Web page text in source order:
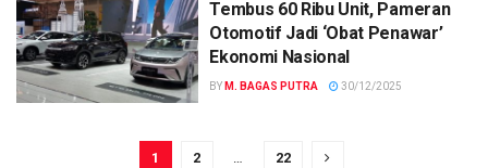
Tembus 60 Ribu Unit, Pameran
Otomotif Jadi ‘Obat Penawar’
Ekonomi Nasional
BY M. BAGAS PUTRA 30/12/2025
1 2 … 22